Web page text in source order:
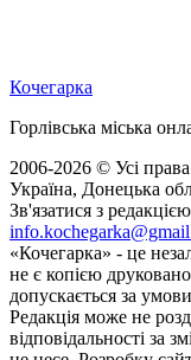
Кочегарка
Горлівська міська
2006-2026 © Усі
Україна, Донецька
Зв'язатися з
«Кочегарка» - це
не є копією
допускається за
Редакція може не
відповідальності за